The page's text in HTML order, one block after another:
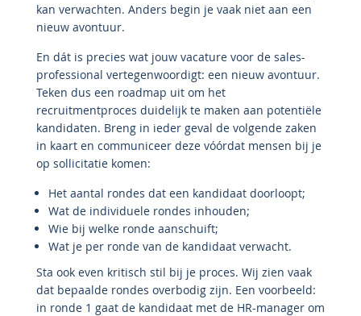
kan verwachten. Anders begin je vaak niet aan een
nieuw avontuur.
En dát is precies wat jouw vacature voor de sales-
professional vertegenwoordigt: een nieuw avontuur.
Teken dus een roadmap uit om het
recruitmentproces duidelijk te maken aan potentiële
kandidaten. Breng in ieder geval de volgende zaken
in kaart en communiceer deze vóórdat mensen bij je
op sollicitatie komen:
Het aantal rondes dat een kandidaat doorloopt;
Wat de individuele rondes inhouden;
Wie bij welke ronde aanschuift;
Wat je per ronde van de kandidaat verwacht.
Sta ook even kritisch stil bij je proces. Wij zien vaak
dat bepaalde rondes overbodig zijn. Een voorbeeld:
in ronde 1 gaat de kandidaat met de HR-manager om